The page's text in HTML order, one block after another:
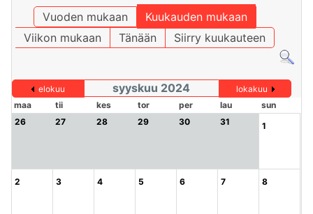
Vuoden mukaan
Kuukauden mukaan
Viikon mukaan
Tänään Siirry kuukauteen
elokuu syyskuu 2024
lokakuu
maa
tii kes tor per lau
sun
26
27 28 29 30 31 1
2 3 4 5 6 7 8